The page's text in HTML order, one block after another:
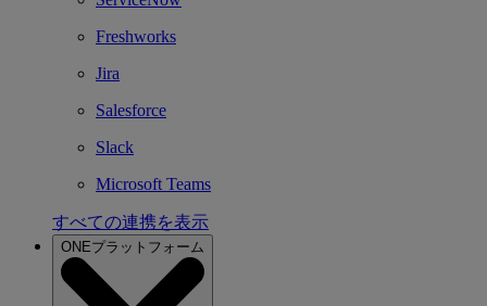
Freshworks
Jira
Salesforce
Slack
Microsoft Teams
すべての連携を表示
ONEプラットフォーム